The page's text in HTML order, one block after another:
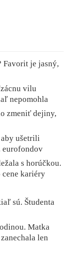
Favorit je jasný,
vilu
nepomohla
zmeniť dejiny,
ušetrili
eurofondov
s horúčkou.
cene kariéry
sú. Študenta
Matka
len